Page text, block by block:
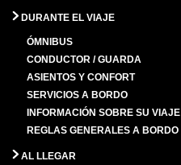
DURANTE EL VIAJE
ÓMNIBUS
CONDUCTOR / GUARDA
ASIENTOS Y CONFORT
SERVICIOS A BORDO
INFORMACIÓN SOBRE SU VIAJE
REGLAS GENERALES A BORDO
AL LLEGAR